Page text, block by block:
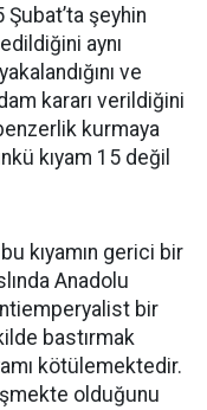
Şubat’ta şeyhin
aynı
ve
kararı verildiğini
kurmaya
kıyam 15 değil
kıyamın gerici bir
Anadolu
bir
bastırmak
kötülemektedir.
olduğunu